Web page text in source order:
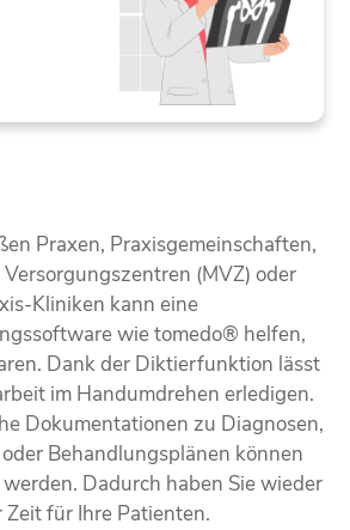
Praxen, Praxisgemeinschaften,
(MVZ) oder
Kliniken kann eine
wie tomedo® helfen,
Dank der Diktierfunktion lässt
im Handumdrehen erledigen.
Dokumentationen zu Diagnosen,
Behandlungsplänen können
Dadurch haben Sie wieder
Zeit für Ihre Patienten.